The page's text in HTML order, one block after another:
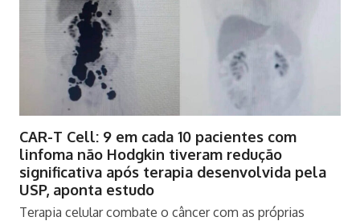
CAR-T Cell: 9 em cada 10 pacientes com
linfoma não Hodgkin tiveram redução
significativa após terapia desenvolvida pela
USP, aponta estudo
Terapia celular combate o câncer com as próprias